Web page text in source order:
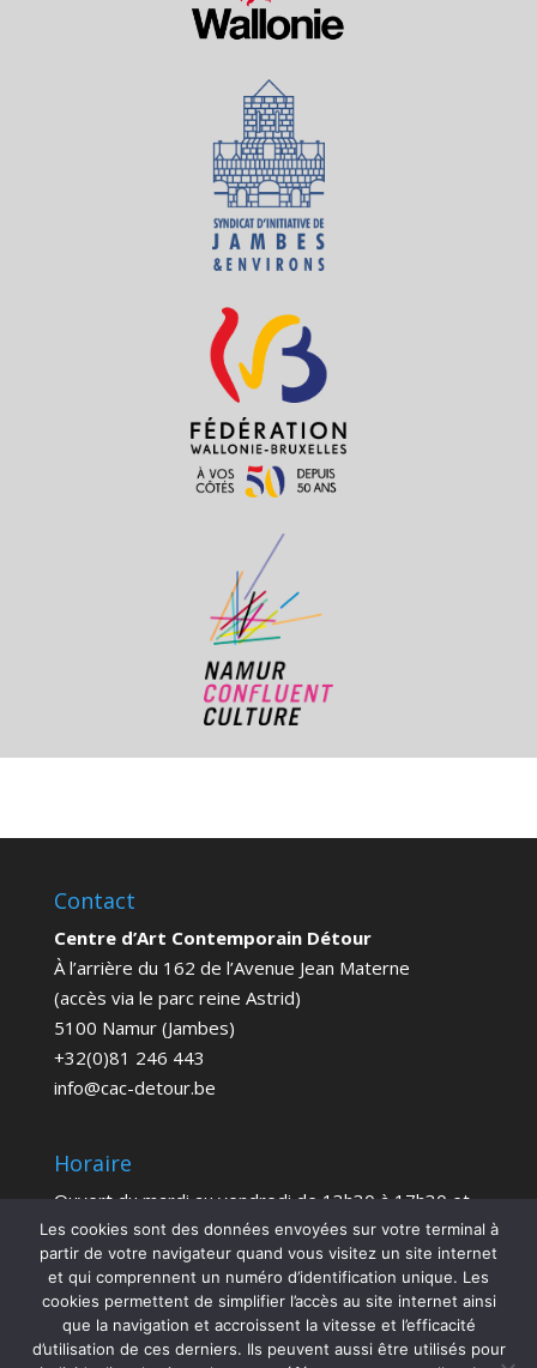
Contact
Centre d’Art Contemporain Détour
À l’arrière du 162 de l’Avenue Jean Materne
(accès via le parc reine Astrid)
5100 Namur (Jambes)
+32(0)81 246 443
info@cac-detour.be
Horaire
Ouvert du mardi au vendredi de 13h30 à 17h30 et
le samedi de 14h à 18h
Entrée Gratuite
Les cookies sont des données envoyées sur votre terminal à
partir de votre navigateur quand vous visitez un site internet
et qui comprennent un numéro d’identification unique. Les
cookies permettent de simplifier l’accès au site internet ainsi
que la navigation et accroissent la vitesse et l’efficacité
d’utilisation de ces derniers. Ils peuvent aussi être utilisés pour